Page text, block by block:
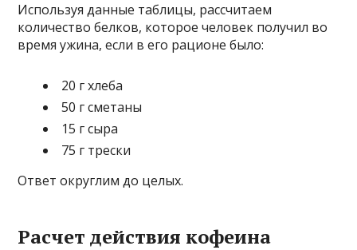
Используя данные таблицы, рассчитаем
количество белков, которое человек получил во
время ужина, если в его рационе было:
20 г хлеба
50 г сметаны
15 г сыра
75 г трески
Ответ округлим до целых.
Расчет действия кофеина